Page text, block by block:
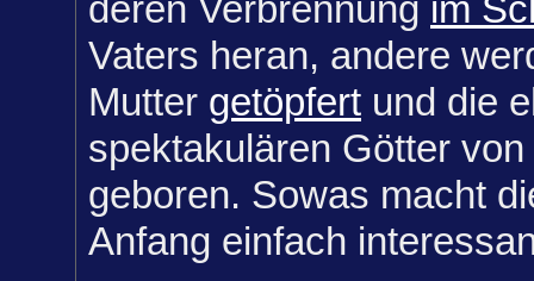
deren Verbrennung im
Vaters heran, andere
Mutter getöpfert und die
spektakulären Götter von
geboren. Sowas macht
Anfang einfach